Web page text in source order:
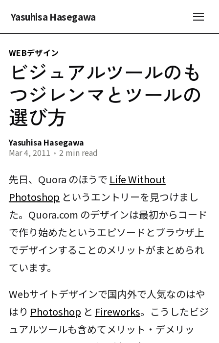
Yasuhisa Hasegawa
WEBデザイン
ビジュアルツールのも
つジレンマとツールの
選び方
Yasuhisa Hasegawa
Mar 4, 2011 • 2 min read
先日、Quora のほうで Life Without
Photoshop というエントリーを見つけまし
た。Quora.com のデザインは最初からコード
で作り始めたというエピソードとブラウザ上
でデザインすることのメリットがまとめられ
ています。
Webサイトデザインで国内外で人気なのはや
はり Photoshop と Fireworks。こうしたビジ
ュアルツールも含めてメリット・デメリッ